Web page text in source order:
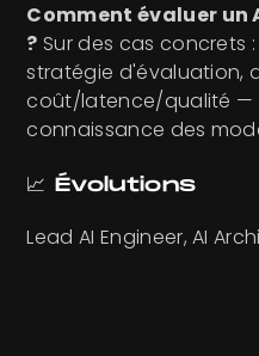
Comment évaluer un
? Sur des cas concrets
stratégie d'évaluation,
coût/latence/qualité —
connaissance des
📈 Évolutions
Lead AI Engineer, AI